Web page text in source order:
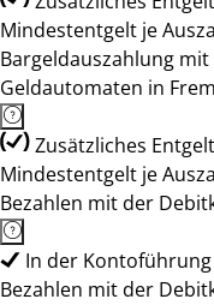
Mindestentgelt je
Bargeldauszahlung
Geldautomaten in
Zusätzliches
Mindestentgelt je
Bezahlen mit der
In der
Bezahlen mit der